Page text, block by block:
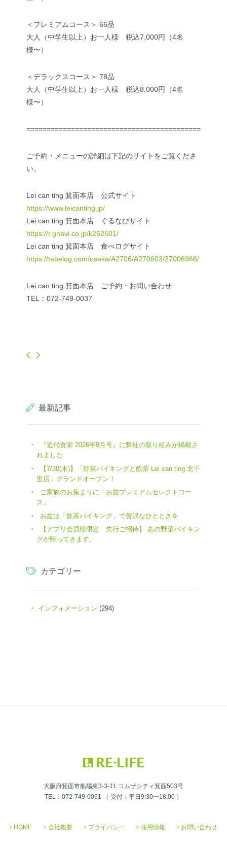
＜プレミアムコース＞ 66品
大人（中学生以上）お一人様 税込7,000円（4名
様〜）
＜デラックスコース＞ 78品
大人（中学生以上）お一人様 税込8,000円（4名
様〜）
===========================================
ご予約・メニューの詳細は下記のサイトをご覧くださ
い。
Lei can ting 箕面本店 公式サイト
https://www.leicanting.jp/
Lei can ting 箕面本店 ぐるなびサイト
https://r.gnavi.co.jp/k262501/
Lei can ting 箕面本店 食べログサイト
https://tabelog.com/osaka/A2706/A270603/27006966/
Lei can ting 箕面本店 ご予約・お問い合わせ
TEL：072-749-0037
最新記事
『近代食堂 2026年8月号』に弊社の取り組みが掲載さ
れました
【7/30(木)】「野菜バイキングと飲茶 Lei can ting 北千
里店」グランドオープン！
ご家族のお集まりに「お盆プレミアムセレクトコー
ス」
お盆は「飲茶バイキング」で贅沢なひとときを
【アプリ会員様限定 先行ご招待】 あの野菜バイキン
グが帰ってきます。
カテゴリー
インフォメーション (294)
大阪府箕面市船場東3-3-11 コムザシティ箕面503号
TEL：072-749-0061 （ 受付：平日9:30〜18:00 ）
HOME 会社概要 プライバシー 採用情報 お問い合わせ